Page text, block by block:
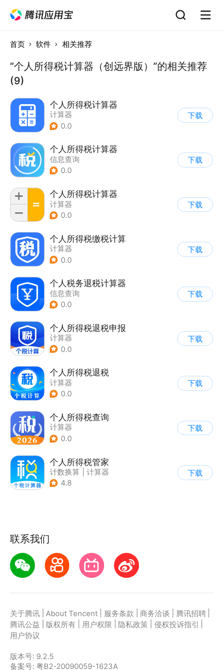
首页 软件 相关推荐
“个人所得税计算器（创远界版）”的相关推荐
(9)
个人所得税计算器
计算器
0.0
下载
个人所得税计算器
信息查询
0.0
下载
个人所得税计算器
计算器
0.0
下载
个人所得税缴税计算
计算器
0.0
下载
个人税务退税计算器
信息查询
0.0
下载
个人所得税退税申报
计算器
0.0
下载
个人所得税退税
计算器
0.0
下载
个人所得税查询
计算器
0.0
下载
个人所得税管家
计数换算
计算器
4.8
下载
联系我们
关于腾讯 About Tencent 服务条款 商务洽谈 腾讯招聘
腾讯公益
版权所有 用户权限 隐私政策 侵权投诉指引
用户协议
版本号: 9.2.5
备案号: 粤B2-20090059-1623A